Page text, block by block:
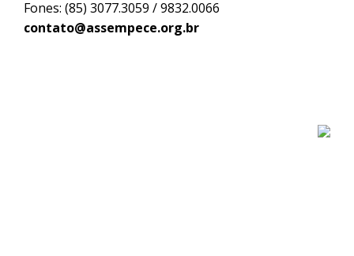
Fones: (85) 3077.3059 / 9832.0066
contato@assempece.org.br